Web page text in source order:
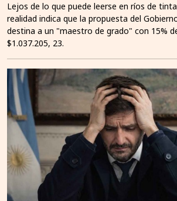
Lejos de lo que puede leerse en ríos de
realidad indica que la propuesta del
destina a un "maestro de grado" con 15%
$1.037.205, 23.